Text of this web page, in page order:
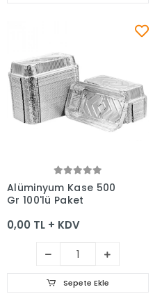
Sepete Ekle
Alüminyum Kase 500
Gr 100'lü Paket
0,00 TL + KDV
Sepete Ekle